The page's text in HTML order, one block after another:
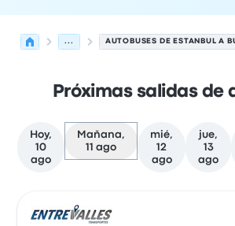
... AUTOBUSES DE ESTANBUL A
Próximas salidas de
Hoy,
10
ago
Mañana,
11 ago
mié,
12
ago
jue,
13
ago